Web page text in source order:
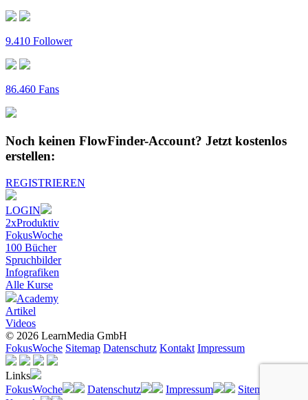
9.410 Follower
86.460 Fans
Noch keinen FlowFinder-Account? Jetzt kostenlos
erstellen:
REGISTRIEREN
LOGIN
2xProduktiv
FokusWoche
100 Bücher
Spruchbilder
Infografiken
Alle Kurse
Academy
Artikel
Videos
© 2026 LearnMedia GmbH
FokusWoche Sitemap Datenschutz Kontakt Impressum
Links
FokusWoche
Datenschutz Impressum
Sitemap